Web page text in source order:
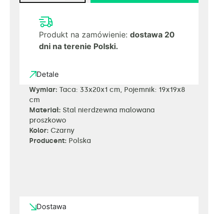
Produkt na zamówienie: dostawa 20
dni na terenie Polski.
Detale
Wymiar: Taca: 33x20x1 cm, Pojemnik: 19x19x8
cm
Materiał: Stal nierdzewna malowana
proszkowo
Kolor: Czarny
Producent: Polska
Dostawa